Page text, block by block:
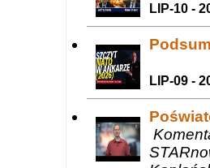
LIP-10 -
LIP-09 -